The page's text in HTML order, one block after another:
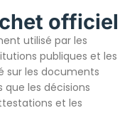
officiel
utilisé par les
publiques et les
sur les documents
les décisions
et les